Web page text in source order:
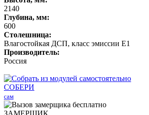
2140
Глубина, мм:
600
Столешница:
Влагостойкая ДСП, класс эмиссии Е1
Производитель:
Россия
СОБЕРИ
сам